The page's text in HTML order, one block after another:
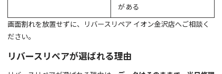
がある
画面割れを放置せずに、リバースリペア イオン金沢店へご相談く
ださい。
リバースリペアが選ばれる理由